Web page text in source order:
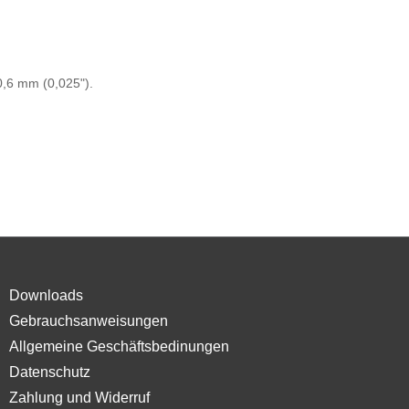
mm (0,025").
Downloads
Gebrauchsanweisungen
Allgemeine Geschäftsbedinungen
Datenschutz
Zahlung und Widerruf